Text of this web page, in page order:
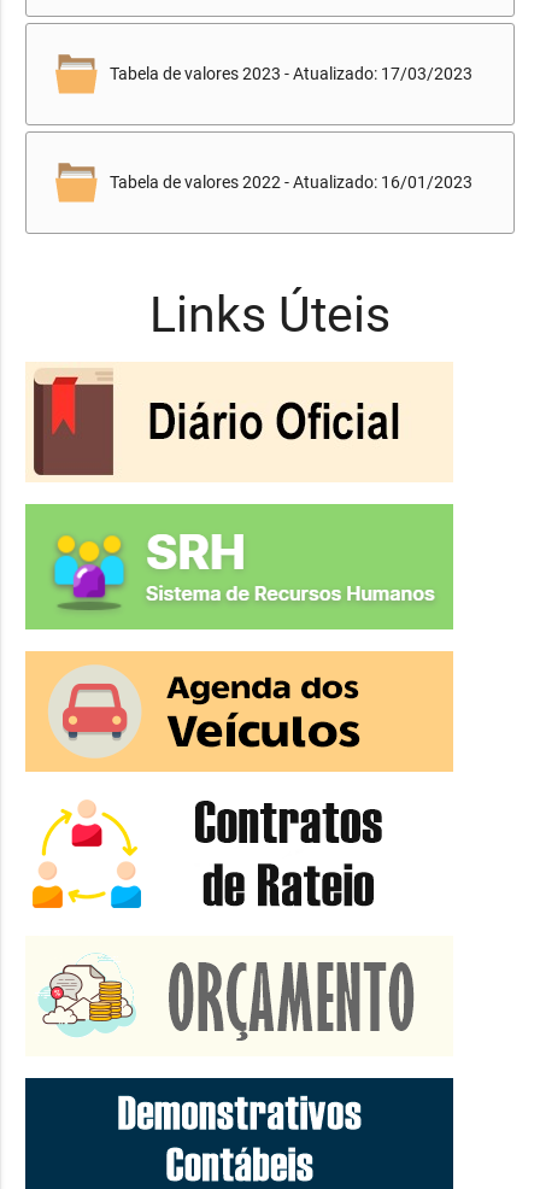
Tabela de valores 2023 - Atualizado: 17/03/2023
Tabela de valores 2022 - Atualizado: 16/01/2023
Links Úteis